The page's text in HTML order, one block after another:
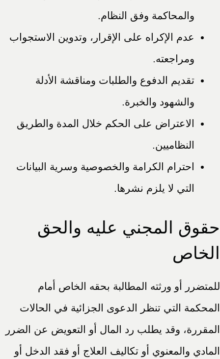
والمحاكمة وفق النظام.
عدم الإكراه على الإقرار، وتدوين الاستجواب
ومراجعته.
تقديم الدفوع والطلبات ومناقشة الأدلة
والشهود والخبرة.
الاعتراض على الحكم خلال المدة والطريق
النظاميين.
احترام الكرامة والخصوصية وسرية البيانات
التي لا يلزم نشرها.
حقوق المجني عليه والحق
الخاص
للمتضرر أو ورثته المطالبة بحقه الخاص أمام
المحكمة التي تنظر الدعوى الجزائية في الحالات
المقررة، وقد يطلب رد المال أو التعويض عن الضرر
المادي والمعنوي أو تكاليف العلاج أو فقد الدخل أو